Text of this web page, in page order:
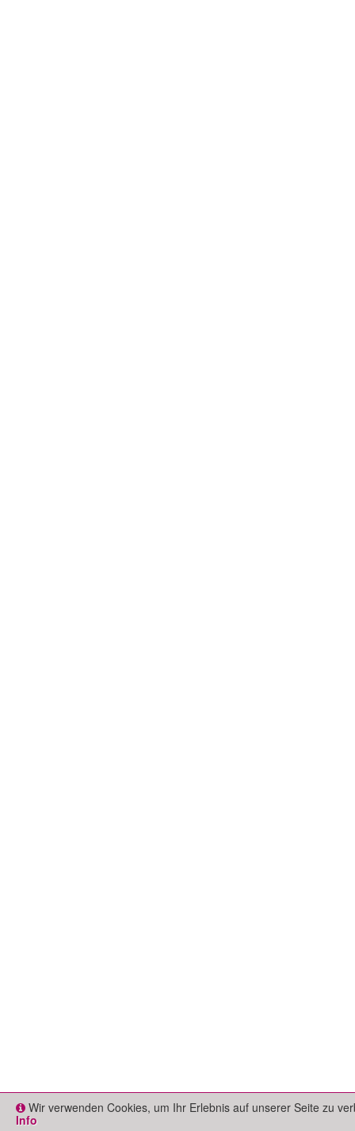
Wir verwenden Cookies, um Ihr Erlebnis auf unserer Seite zu
Info